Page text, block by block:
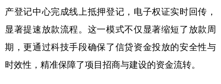
产登记中心完成线上抵押登记，电子权证实时回传，
显著提速放款流程。这一模式不仅显著缩短了放款周
期，更通过科技手段确保了信贷资金投放的安全性与
时效性，精准保障了项目招商与建设的资金流转。